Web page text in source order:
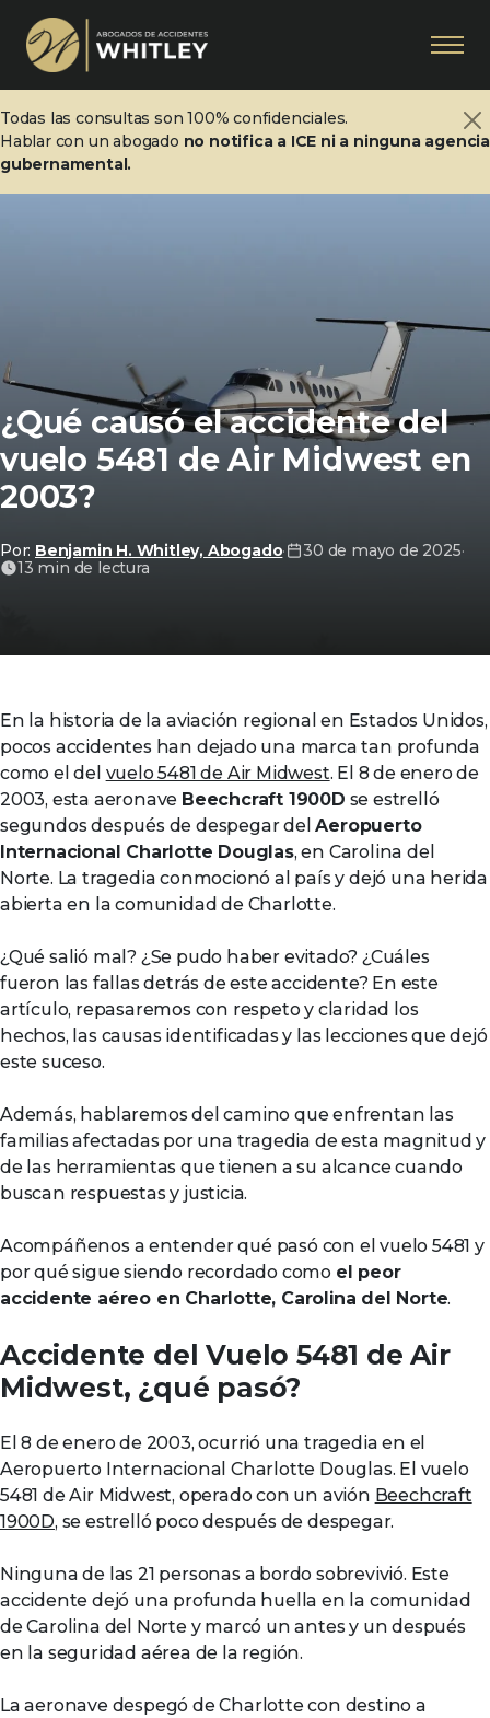
Todas las consultas son 100% confidenciales.
Hablar con un abogado no notifica a ICE ni a ninguna agencia
gubernamental.
¿Qué causó el accidente del
vuelo 5481 de Air Midwest en
2003?
Por: Benjamin H. Whitley, Abogado· 30 de mayo de 2025·
13 min de lectura
En la historia de la aviación regional en Estados Unidos,
pocos accidentes han dejado una marca tan profunda
como el del vuelo 5481 de Air Midwest. El 8 de enero de
2003, esta aeronave Beechcraft 1900D se estrelló
segundos después de despegar delAeropuerto
Internacional Charlotte Douglas, en Carolina del
Norte. La tragedia conmocionó al país y dejó una herida
abierta en la comunidad de Charlotte.
¿Qué salió mal? ¿Se pudo haber evitado? ¿Cuáles
fueron las fallas detrás de este accidente? En este
artículo, repasaremos con respeto y claridad los
hechos, las causas identificadas y las lecciones que dejó
este suceso.
Además, hablaremos del camino que enfrentan las
familias afectadas por una tragedia de esta magnitud y
de las herramientas que tienen a su alcance cuando
buscan respuestas y justicia.
Acompáñenos a entender qué pasó con el vuelo 5481 y
por qué sigue siendo recordado como el peor
accidente aéreo en Charlotte, Carolina del Norte.
Accidente del Vuelo 5481 de Air
Midwest, ¿qué pasó?
El 8 de enero de 2003, ocurrió una tragedia en el
Aeropuerto Internacional Charlotte Douglas. El vuelo
5481 de Air Midwest, operado con un avión Beechcraft
1900D, se estrelló poco después de despegar.
Ninguna de las 21 personas a bordo sobrevivió. Este
accidente dejó una profunda huella en la comunidad
de Carolina del Norte y marcó un antes y un después
en la seguridad aérea de la región.
La aeronave despegó de Charlotte con destino a